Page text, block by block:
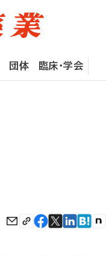
団体 臨床・学会